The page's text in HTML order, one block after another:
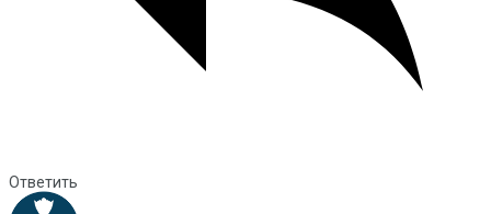
Ответить